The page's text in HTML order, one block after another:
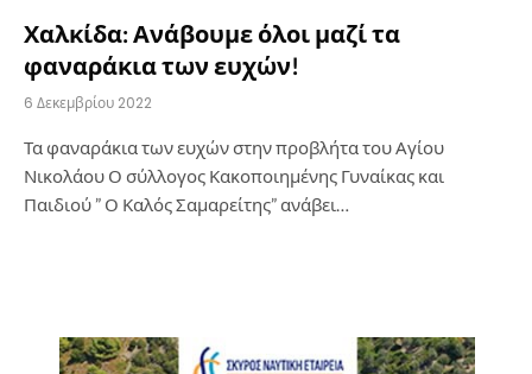
Χαλκίδα: Ανάβουμε όλοι μαζί τα
φαναράκια των ευχών!
6 Δεκεμβρίου 2022
Τα φαναράκια των ευχών στην προβλήτα του Αγίου
Νικολάου Ο σύλλογος Κακοποιημένης Γυναίκας και
Παιδιού ” Ο Καλός Σαμαρείτης” ανάβει…